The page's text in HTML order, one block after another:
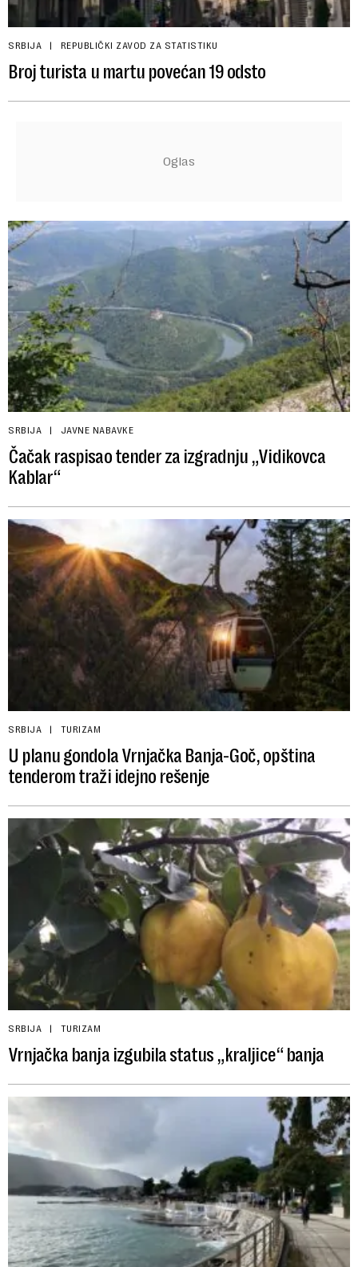
SRBIJA REPUBLIČKI ZAVOD ZA STATISTIKU
Broj turista u martu povećan 19 odsto
SRBIJA JAVNE NABAVKE
Čačak raspisao tender za izgradnju „Vidikovca
Kablar“
SRBIJA TURIZAM
U planu gondola Vrnjačka Banja-Goč, opština
tenderom traži idejno rešenje
SRBIJA TURIZAM
Vrnjačka banja izgubila status „kraljice“ banja